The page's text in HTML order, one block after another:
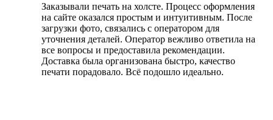
Заказывали печать на холсте. Процесс оформления
на сайте оказался простым и интуитивным. После
загрузки фото, связались с оператором для
уточнения деталей. Оператор вежливо ответила на
все вопросы и предоставила рекомендации.
Доставка была организована быстро, качество
печати порадовало. Всё подошло идеально.